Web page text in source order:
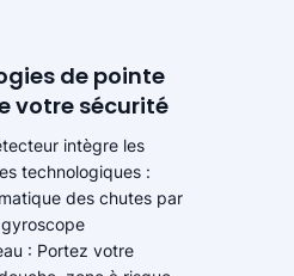
de pointe
votre sécurité
intègre les
technologiques :
des chutes par
: Portez votre